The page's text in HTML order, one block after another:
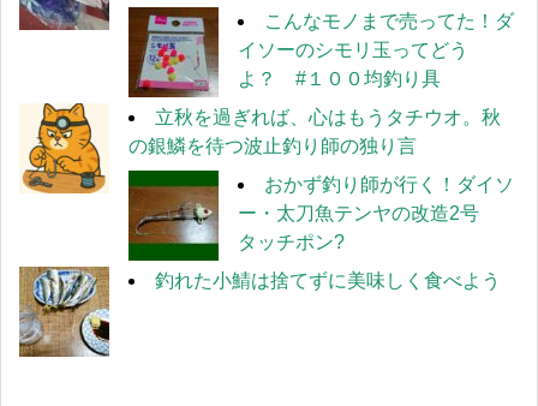
こんなモノまで売ってた！ダ
イソーのシモリ玉ってどう
よ？ #１００均釣り具
立秋を過ぎれば、心はもうタチウオ。秋
の銀鱗を待つ波止釣り師の独り言
おかず釣り師が行く！ダイソ
ー・太刀魚テンヤの改造2号
タッチポン?
釣れた小鯖は捨てずに美味しく食べよう